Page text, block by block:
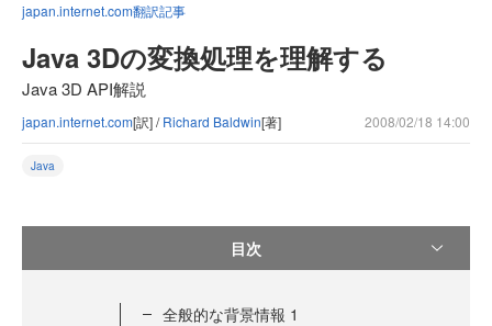
japan.internet.com翻訳記事
Java 3Dの変換処理を理解する
Java 3D API解説
japan.internet.com[訳] /Richard Baldwin[著] 2008/02/18 14:00
Java
目次
全般的な背景情報 1